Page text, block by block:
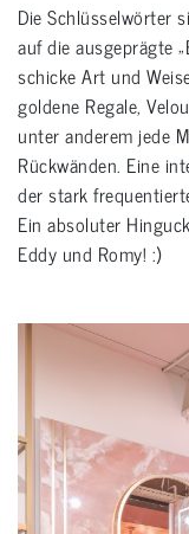
Die Schlüsselwörter
auf die ausgeprägte
schicke Art und
goldene Regale,
unter anderem jede
Rückwänden. Eine
der stark
Ein absoluter
Eddy und Romy! :)